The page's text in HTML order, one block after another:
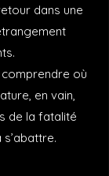
dans une
comprendre où
en vain,
de la fatalité